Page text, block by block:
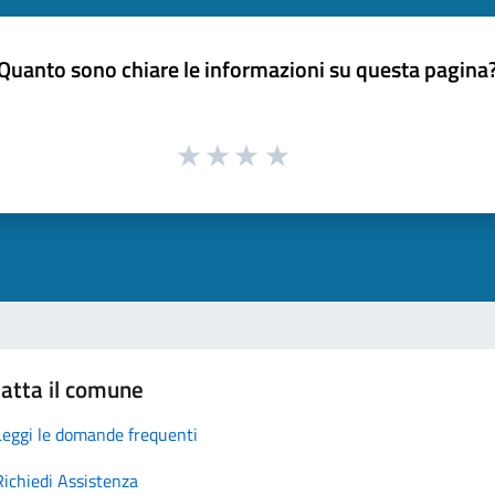
sono chiare le informazioni su questa
il comune
le domande frequenti
Assistenza